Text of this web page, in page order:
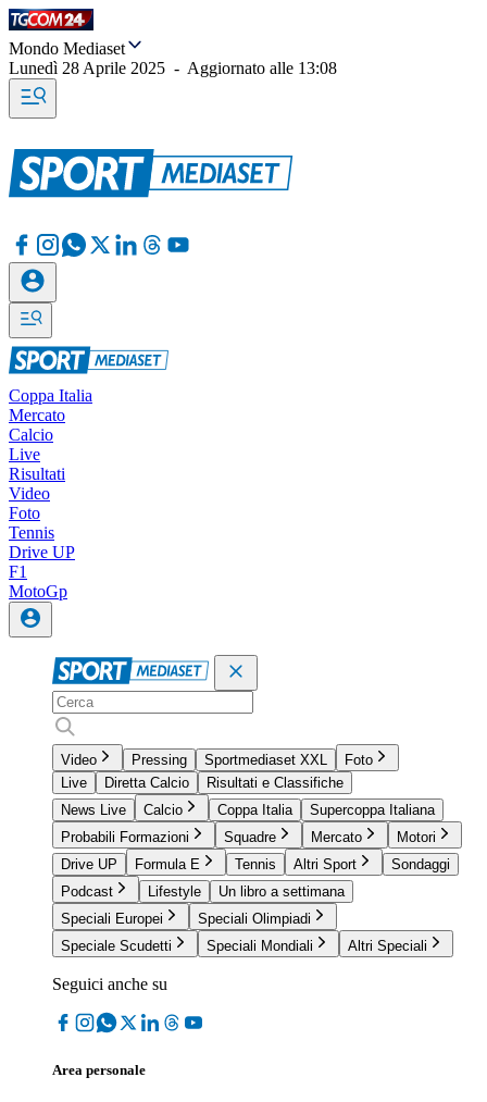
Mondo Mediaset
Lunedì 28 Aprile 2025 - Aggiornato alle 13:08
Coppa Italia
Mercato
Calcio
Live
Risultati
Video
Foto
Tennis
Drive UP
F1
MotoGp
Video Pressing Sportmediaset XXL
Foto
Live
Diretta Calcio
Risultati e Classifiche
News Live
Calcio Coppa Italia
Supercoppa Italiana
Probabili Formazioni
Squadre Mercato
Motori
Drive UP
Formula E Tennis Altri Sport
Sondaggi
Podcast
Lifestyle
Un libro a settimana
Speciali Europei
Speciali Olimpiadi
Speciale Scudetti
Speciali Mondiali Altri Speciali
Seguici anche su
Area personale